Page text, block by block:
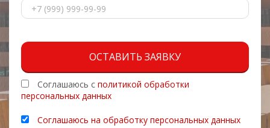
ОСТАВИТЬ ЗАЯВКУ
Соглашаюсь с политикой обработки
персональных данных
Соглашаюсь на обработку персональных данных